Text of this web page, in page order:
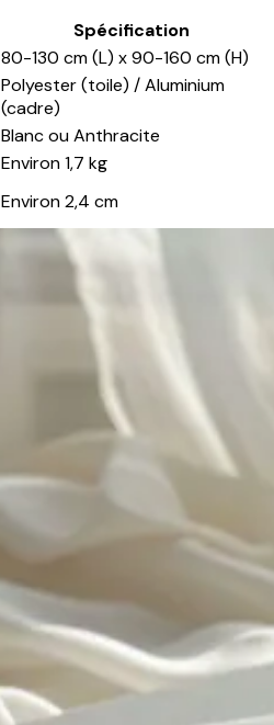
Spécification
80-130 cm (L) x 90-160 cm (H)
Polyester (toile) / Aluminium
(cadre)
Blanc ou Anthracite
Environ 1,7 kg
Environ 2,4 cm